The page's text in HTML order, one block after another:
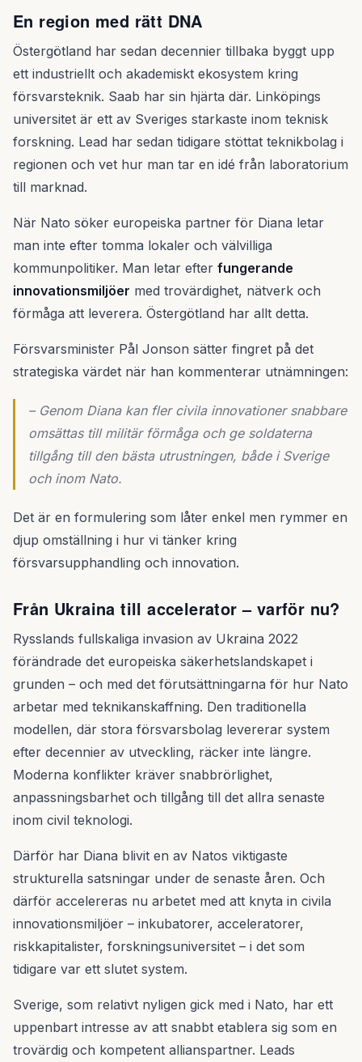
En region med rätt DNA
Östergötland har sedan decennier tillbaka byggt upp
ett industriellt och akademiskt ekosystem kring
försvarsteknik. Saab har sin hjärta där. Linköpings
universitet är ett av Sveriges starkaste inom teknisk
forskning. Lead har sedan tidigare stöttat teknikbolag i
regionen och vet hur man tar en idé från laboratorium
till marknad.
När Nato söker europeiska partner för Diana letar
man inte efter tomma lokaler och välvilliga
kommunpolitiker. Man letar efter fungerande
innovationsmiljöer med trovärdighet, nätverk och
förmåga att leverera. Östergötland har allt detta.
Försvarsminister Pål Jonson sätter fingret på det
strategiska värdet när han kommenterar utnämningen:
– Genom Diana kan fler civila innovationer snabbare
omsättas till militär förmåga och ge soldaterna
tillgång till den bästa utrustningen, både i Sverige
och inom Nato.
Det är en formulering som låter enkel men rymmer en
djup omställning i hur vi tänker kring
försvarsupphandling och innovation.
Från Ukraina till accelerator – varför nu?
Rysslands fullskaliga invasion av Ukraina 2022
förändrade det europeiska säkerhetslandskapet i
grunden – och med det förutsättningarna för hur Nato
arbetar med teknikanskaffning. Den traditionella
modellen, där stora försvarsbolag levererar system
efter decennier av utveckling, räcker inte längre.
Moderna konflikter kräver snabbrörlighet,
anpassningsbarhet och tillgång till det allra senaste
inom civil teknologi.
Därför har Diana blivit en av Natos viktigaste
strukturella satsningar under de senaste åren. Och
därför accelereras nu arbetet med att knyta in civila
innovationsmiljöer – inkubatorer, acceleratorer,
riskkapitalister, forskningsuniversitet – i det som
tidigare var ett slutet system.
Sverige, som relativt nyligen gick med i Nato, har ett
uppenbart intresse av att snabbt etablera sig som en
trovärdig och kompetent allianspartner. Leads